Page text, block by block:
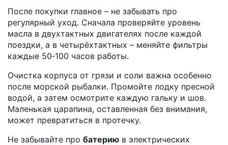
После покупки главное – не забывать про
регулярный уход. Сначала проверяйте уровень
масла в двухтактных двигателях после каждой
поездки, а в четырёхтактных – меняйте фильтры
каждые 50‑100 часов работы.
Очистка корпуса от грязи и соли важна особенно
после морской рыбалки. Промойте лодку пресной
водой, а затем осмотрите каждую гальку и шов.
Маленькая царапина, оставленная без внимания,
может превратиться в протечку.
Не забывайте про батерию в электрических